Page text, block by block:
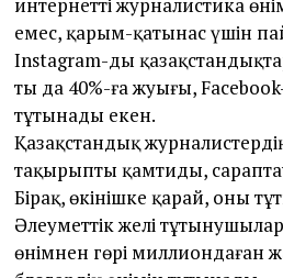
емес, қарым-қатынас үшін
Instagram-ды
ты да 40%-ға жуығы,
тұтынады екен.
Қазақстандық
тақырыпты қамтиды,
Бірақ, өкінішке қарай, оны
Әлеуметтік желі
өнімнен гөрі миллиондаған